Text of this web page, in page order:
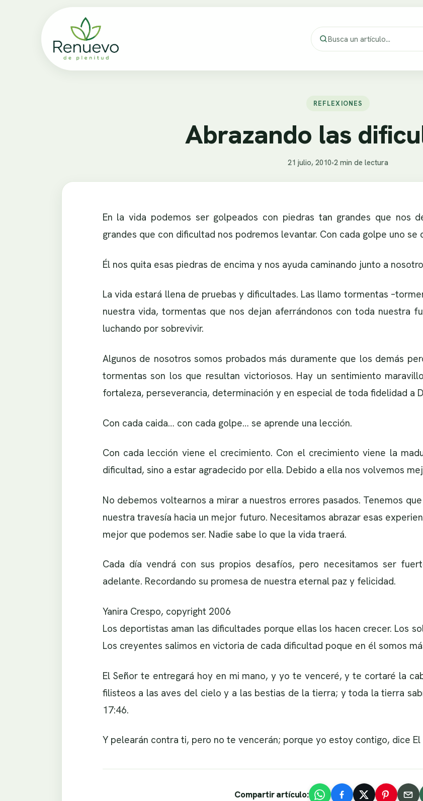
REFLEXIONES
Abrazando las
21 julio, 2010•2 min de lectura
En la vida podemos ser golpeados con piedras tan grandes que nos
grandes que con dificultad nos podremos levantar. Con cada golpe uno se
Él nos quita esas piedras de encima y nos ayuda caminando junto a
La vida estará llena de pruebas y dificultades. Las llamo tormentas
nuestra vida, tormentas que nos dejan aferrándonos con toda nuestra
luchando por sobrevivir.
Algunos de nosotros somos probados más duramente que los demás
tormentas son los que resultan victoriosos. Hay un sentimiento
fortaleza, perseverancia, determinación y en especial de toda fidelidad a
Con cada caida… con cada golpe… se aprende una lección.
Con cada lección viene el crecimiento. Con el crecimiento viene la
dificultad, sino a estar agradecido por ella. Debido a ella nos volvemos
No debemos voltearnos a mirar a nuestros errores pasados. Tenemos
nuestra travesía hacia un mejor futuro. Necesitamos abrazar esas
mejor que podemos ser. Nadie sabe lo que la vida traerá.
Cada día vendrá con sus propios desafíos, pero necesitamos ser
adelante. Recordando su promesa de nuestra eternal paz y felicidad.
Yanira Crespo, copyright 2006
Los deportistas aman las dificultades porque ellas los hacen crecer. Los
Los creyentes salimos en victoria de cada dificultad poque en él somos
El Señor te entregará hoy en mi mano, y yo te venceré, y te cortaré la
filisteos a las aves del cielo y a las bestias de la tierra; y toda la tierra
17:46.
Y pelearán contra ti, pero no te vencerán; porque yo estoy contigo, dice
Compartir artículo: